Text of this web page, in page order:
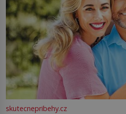
skutecnepribehy.cz